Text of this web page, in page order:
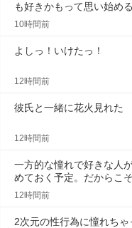
も好きかもって思い始め
10時間前
よしっ！いけたっ！
12時間前
彼氏と一緒に花火見れた
12時間前
一方的な憧れで好きな人
めておく予定。だからこ
12時間前
2次元の性行為に憧れち